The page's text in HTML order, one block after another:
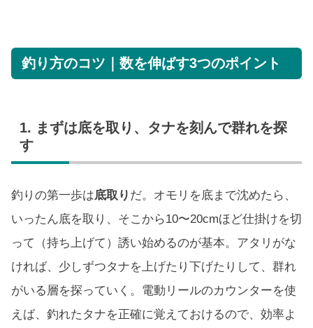
釣り方のコツ｜数を伸ばす3つのポイント
1. まずは底を取り、タナを刻んで群れを探
す
釣りの第一歩は底取り だ。オモリを底まで沈めたら、
いったん底を取り、そこから10〜20cmほど仕掛けを切
って（持ち上げて）誘い始めるのが基本。アタリがな
ければ、少しずつタナを上げたり下げたりして、群れ
がいる層を探っていく。電動リールのカウンターを使
えば、釣れたタナを正確に覚えておけるので、効率よ